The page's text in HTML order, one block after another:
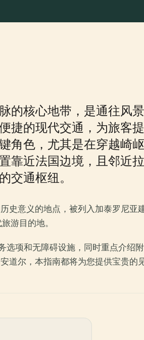
的核心地带，是通往风
捷的现代交通，为旅客
角色，尤其是在穿越崎
靠近法国边境，且邻近
交通枢纽。
史意义的地点，被列入加泰罗尼亚
游目的地。
项和无障碍设施，同时重点介绍
尔，本指南都将为您提供宝贵的